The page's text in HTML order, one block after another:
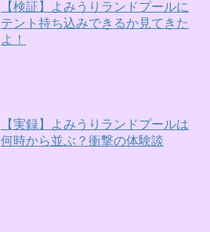
【検証】よみうりランドプールに
テント持ち込みできるか見てきた
よ！
【実録】よみうりランドプールは
何時から並ぶ？衝撃の体験談